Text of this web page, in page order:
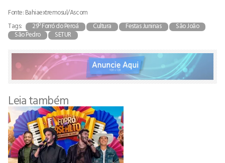
Fonte: Bahiaextremosul/Ascom
Tags:
29º Forró do Peroá Cultura Festas Juninas
São João
São Pedro
SETUR
Leia também